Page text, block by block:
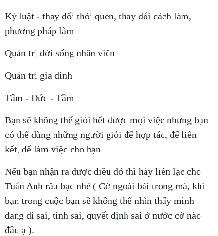
Kỷ luật - thay đổi thói quen, thay đổi cách làm,
phương pháp làm
Quản trị đời sống nhân viên
Quản trị gia đình
Tâm - Đức - Tầm
Bạn sẽ không thể giỏi hết được mọi việc nhưng bạn
có thể dùng những người giỏi để hợp tác, để liên
kết, để làm việc cho bạn.
Nếu bạn nhận ra được điều đó thì hãy liên lạc cho
Tuấn Anh râu bạc nhé ( Cờ ngoài bài trong mà, khi
bạn trong cuộc bạn sẽ không thể nhìn thấy mình
đang đi sai, tính sai, quyết định sai ở nước cờ nào
đâu ạ ).